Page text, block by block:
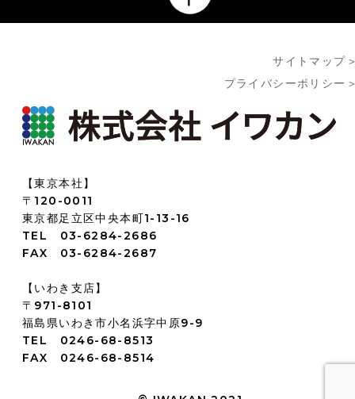
サイトマップ
プライバシーポリシー
【東京本社】
〒120-0011
東京都足立区中央本町1-13-16
TEL 03-6284-2686
FAX 03-6284-2687
【いわき支店】
〒971-8101
福島県いわき市小名浜字中原9-9
TEL 0246-68-8513
FAX 0246-68-8514